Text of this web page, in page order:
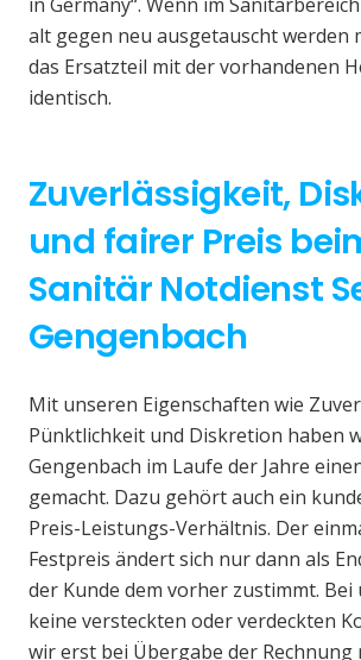
alt gegen neu ausgetauscht werden
das Ersatzteil mit der vorhandenen
identisch.
Zuverlässigkeit,
und fairer Preis
Sanitär Notdienst
Gengenbach
Mit unseren Eigenschaften wie
Pünktlichkeit und Diskretion haben
Gengenbach im Laufe der Jahre
gemacht. Dazu gehört auch ein
Preis-Leistungs-Verhältnis. Der
Festpreis ändert sich nur dann als
der Kunde dem vorher zustimmt. Bei
keine versteckten oder verdeckten
wir erst bei Übergabe der Rechnung